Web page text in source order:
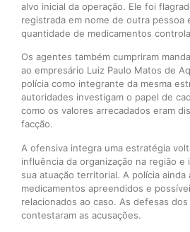
alvo inicial da operação. Ele foi
registrada em nome de outra pessoa
quantidade de medicamentos
Os agentes também cumpriram
ao empresário Luiz Paulo Matos de
polícia como integrante da mesma
autoridades investigam o papel de
como os valores arrecadados eram
facção.
A ofensiva integra uma estratégia
influência da organização na região e
sua atuação territorial. A polícia ainda
medicamentos apreendidos e
relacionados ao caso. As defesas
contestaram as acusações.